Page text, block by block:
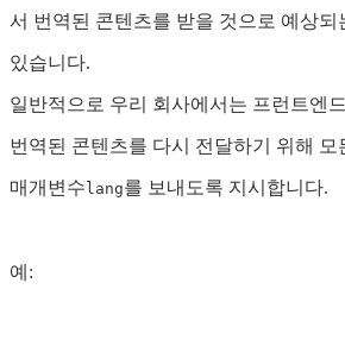
서 번역된 콘텐츠를 받을 것으로 예상되
있습니다.
일반적으로 우리 회사에서는 프런트엔
번역된 콘텐츠를 다시 전달하기 위해 모
매개변수 lang를 보내도록 지시합니다.
예: